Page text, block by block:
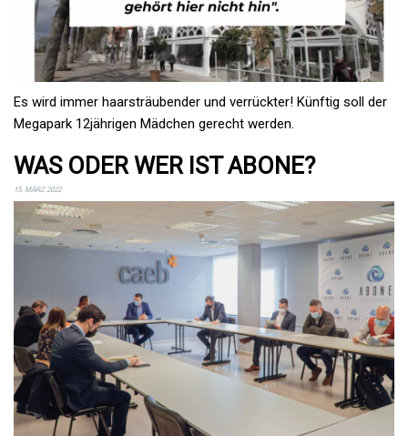
Es wird immer haarsträubender und verrückter! Künftig soll der
Megapark 12jährigen Mädchen gerecht werden.
WAS ODER WER IST ABONE?
15. MÄRZ 2022